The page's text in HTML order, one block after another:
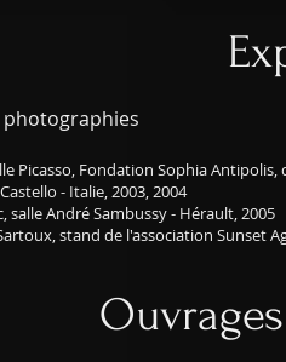
Picasso, Fondation Sophia Antipolis,
- Italie, 2003, 2004
salle André Sambussy - Hérault, 2005
stand de l'association Sunset